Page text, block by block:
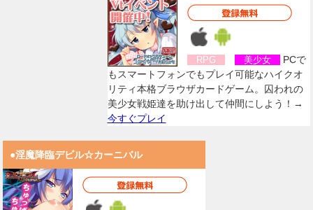
RPG 美少女
PCで
もスマートフォンでもプレイ可能なハイクオ
リティ本格ブラウザカードゲーム。囚われの
美少女戦姫達を助け出して仲間にしよう！→
今すぐプレイ
●淫魔降臨デビル☆カーニバル